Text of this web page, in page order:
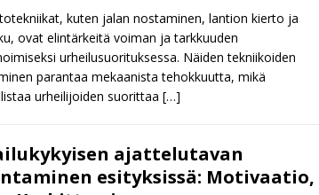
kuten jalan nostaminen, lantion kierto ja
ovat elintärkeitä voiman ja tarkkuuden
urheilusuorituksessa. Näiden tekniikoiden
parantaa mekaanista tehokkuutta, mikä
urheilijoiden suorittaa […]
ajattelutavan
esityksissä: Motivaatio,